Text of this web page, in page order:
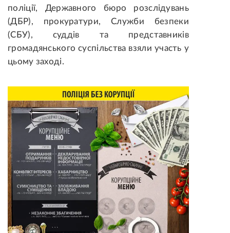
поліції, Державного бюро розслідувань
(ДБР), прокуратури, Служби безпеки
(СБУ), суддів та представників
громадянського суспільства взяли участь у
цьому заході.